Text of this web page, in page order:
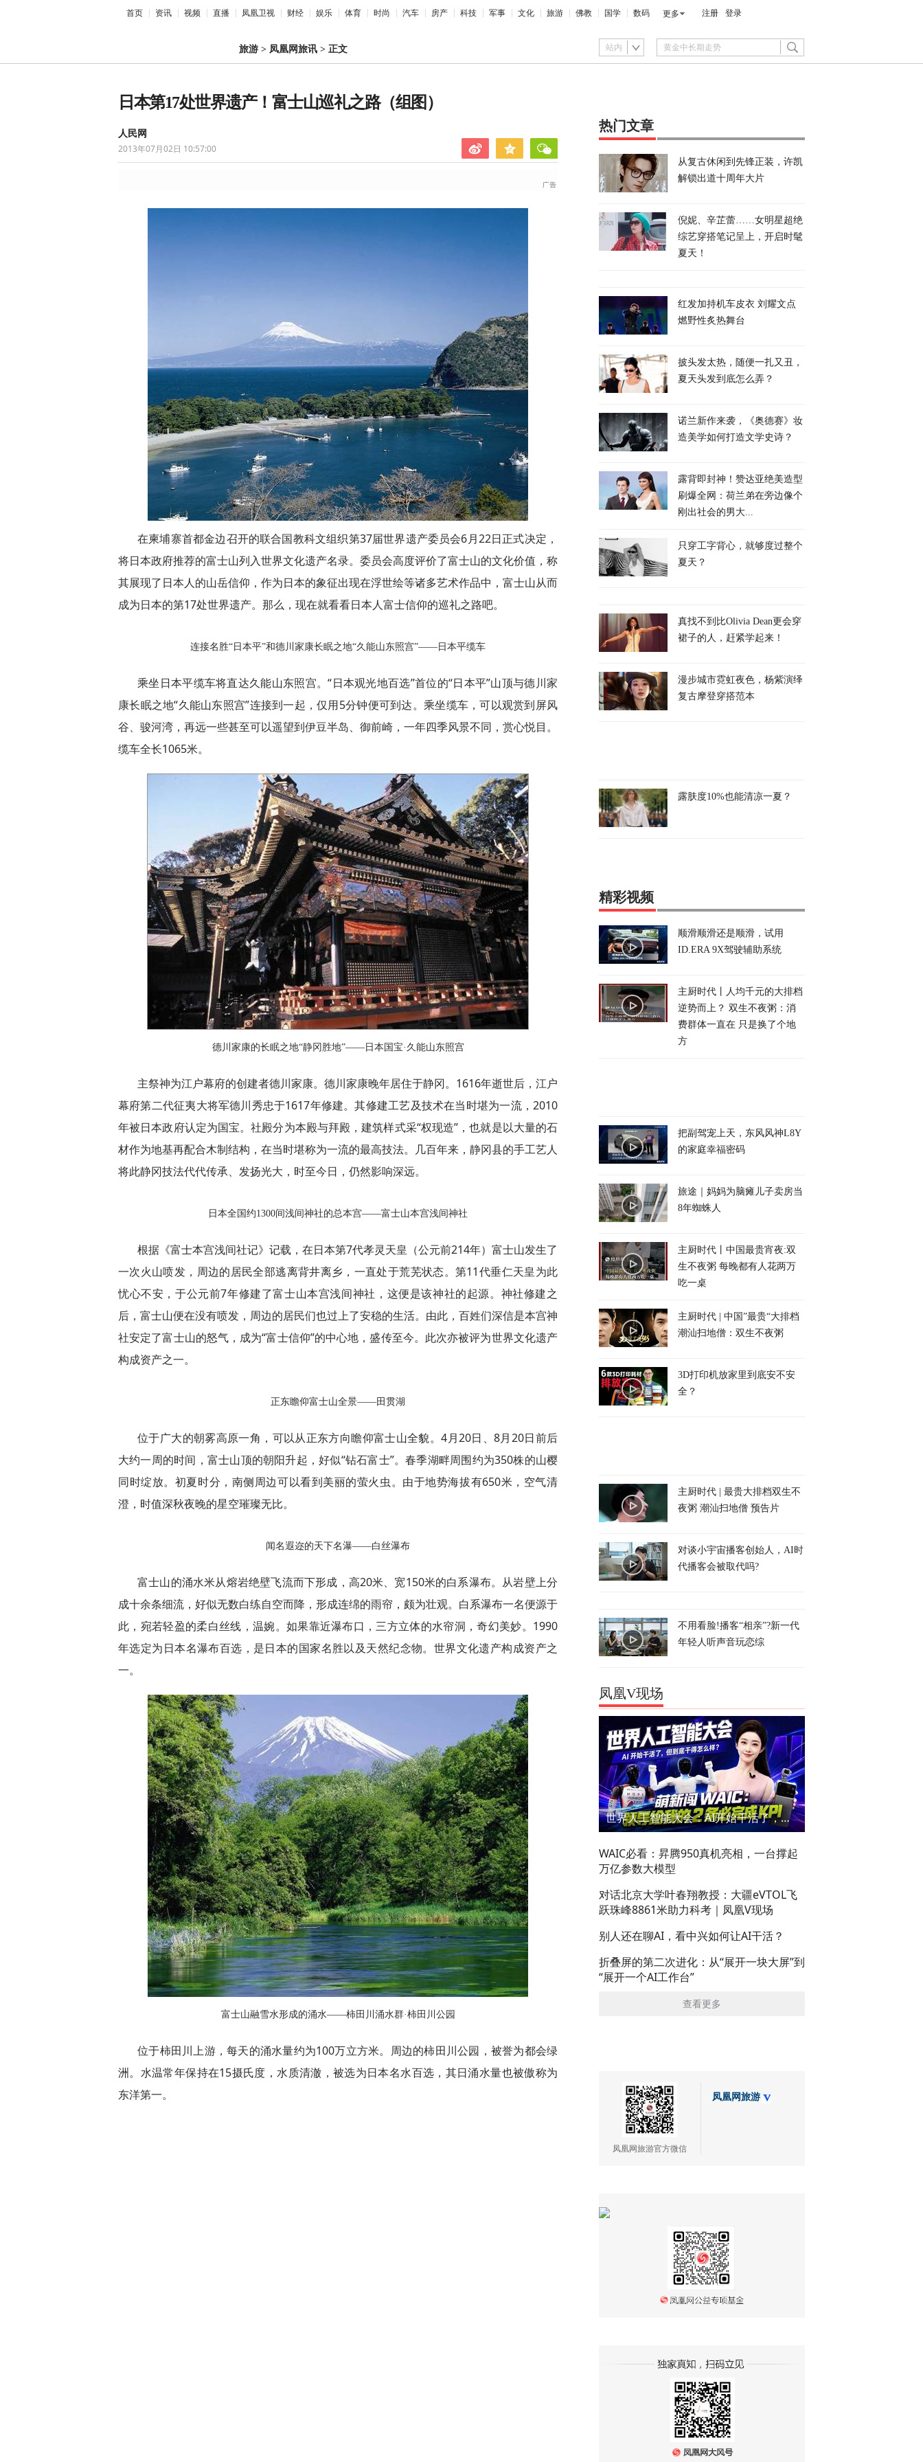
首页 资讯 视频 直播 凤凰卫视 财经 娱乐 体育 时尚 汽车 房产 科技 军事 文化 旅游 佛教 国学 数码 更多 注册 登录
旅游 > 凤凰网旅讯 > 正文 站内
日本第17处世界遗产！富士山巡礼之路（组图）
人民网
2013年07月02日 10:57:00
在柬埔寨首都金边召开的联合国教科文组织第37届世界遗产委员会6月22日正式决定，
将日本政府推荐的富士山列入世界文化遗产名录。委员会高度评价了富士山的文化价值，称
其展现了日本人的山岳信仰，作为日本的象征出现在浮世绘等诸多艺术作品中，富士山从而
成为日本的第17处世界遗产。那么，现在就看看日本人富士信仰的巡礼之路吧。
连接名胜“日本平”和德川家康长眠之地“久能山东照宫”——日本平缆车
乘坐日本平缆车将直达久能山东照宫。“日本观光地百选”首位的“日本平”山顶与德川家
康长眠之地“久能山东照宫”连接到一起，仅用5分钟便可到达。乘坐缆车，可以观赏到屏风
谷、骏河湾，再远一些甚至可以遥望到伊豆半岛、御前崎，一年四季风景不同，赏心悦目。
缆车全长1065米。
德川家康的长眠之地“静冈胜地”——日本国宝·久能山东照宫
主祭神为江户幕府的创建者德川家康。德川家康晚年居住于静冈。1616年逝世后，江户
幕府第二代征夷大将军德川秀忠于1617年修建。其修建工艺及技术在当时堪为一流，2010
年被日本政府认定为国宝。社殿分为本殿与拜殿，建筑样式采“权现造”，也就是以大量的石
材作为地基再配合木制结构，在当时堪称为一流的最高技法。几百年来，静冈县的手工艺人
将此静冈技法代代传承、发扬光大，时至今日，仍然影响深远。
日本全国约1300间浅间神社的总本宫——富士山本宫浅间神社
根据《富士本宫浅间社记》记载，在日本第7代孝灵天皇（公元前214年）富士山发生了
一次火山喷发，周边的居民全部逃离背井离乡，一直处于荒芜状态。第11代垂仁天皇为此
忧心不安，于公元前7年修建了富士山本宫浅间神社，这便是该神社的起源。神社修建之
后，富士山便在没有喷发，周边的居民们也过上了安稳的生活。由此，百姓们深信是本宫神
社安定了富士山的怒气，成为“富士信仰”的中心地，盛传至今。此次亦被评为世界文化遗产
构成资产之一。
正东瞻仰富士山全景——田贯湖
位于广大的朝雾高原一角，可以从正东方向瞻仰富士山全貌。4月20日、8月20日前后
大约一周的时间，富士山顶的朝阳升起，好似“钻石富士”。春季湖畔周围约为350株的山樱
同时绽放。初夏时分，南侧周边可以看到美丽的萤火虫。由于地势海拔有650米，空气清
澄，时值深秋夜晚的星空璀璨无比。
闻名遐迩的天下名瀑——白丝瀑布
富士山的涌水米从熔岩绝壁飞流而下形成，高20米、宽150米的白系瀑布。从岩壁上分
成十余条细流，好似无数白练自空而降，形成连绵的雨帘，颇为壮观。白系瀑布一名便源于
此，宛若轻盈的柔白丝线，温婉。如果靠近瀑布口，三方立体的水帘洞，奇幻美妙。1990
年选定为日本名瀑布百选，是日本的国家名胜以及天然纪念物。世界文化遗产构成资产之
一。
富士山融雪水形成的涌水——柿田川涌水群·柿田川公园
位于柿田川上游，每天的涌水量约为100万立方米。周边的柿田川公园，被誉为都会绿
洲。水温常年保持在15摄氏度，水质清澈，被选为日本名水百选，其日涌水量也被傲称为
东洋第一。
热门文章
从复古休闲到先锋正装，许凯
解锁出道十周年大片
倪妮、辛芷蕾……女明星超绝
综艺穿搭笔记呈上，开启时髦
夏天！
红发加持机车皮衣 刘耀文点
燃野性炙热舞台
披头发太热，随便一扎又丑，
夏天头发到底怎么弄？
诺兰新作来袭，《奥德赛》妆
造美学如何打造文学史诗？
露背即封神！赞达亚绝美造型
刷爆全网：荷兰弟在旁边像个
刚出社会的男大...
只穿工字背心，就够度过整个
夏天？
真找不到比Olivia Dean更会穿
裙子的人，赶紧学起来！
漫步城市霓虹夜色，杨紫演绎
复古摩登穿搭范本
露肤度10%也能清凉一夏？
精彩视频
顺滑顺滑还是顺滑，试用
ID.ERA 9X驾驶辅助系统
主厨时代丨人均千元的大排档
逆势而上？ 双生不夜粥：消
费群体一直在 只是换了个地
方
把副驾宠上天，东风风神L8Y
的家庭幸福密码
旅途｜妈妈为脑瘫儿子卖房当
8年蜘蛛人
主厨时代丨中国最贵宵夜:双
生不夜粥 每晚都有人花两万
吃一桌
主厨时代 | 中国”最贵“大排档
潮汕扫地僧：双生不夜粥
3D打印机放家里到底安不安
全？
主厨时代 | 最贵大排档双生不
夜粥 潮汕扫地僧 预告片
对谈小宇宙播客创始人，AI时
代播客会被取代吗?
不用看脸!播客“相亲”?新一代
年轻人听声音玩恋综
凤凰V现场
世界人工智能大会：AI开始干活了，但到底干的怎么样？萌新闯WAIC
WAIC必看：昇腾950真机亮相，一台撑起
万亿参数大模型
对话北京大学叶春翔教授：大疆eVTOL飞
跃珠峰8861米助力科考｜凤凰V现场
别人还在聊AI，看中兴如何让AI干活？
折叠屏的第二次进化：从“展开一块大屏”到
“展开一个AI工作台”
查看更多
凤凰网旅游官方微信
凤凰网旅游